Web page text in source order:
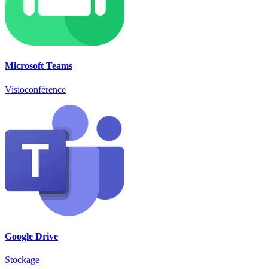
Microsoft Teams
Visioconférence
Google Drive
Stockage